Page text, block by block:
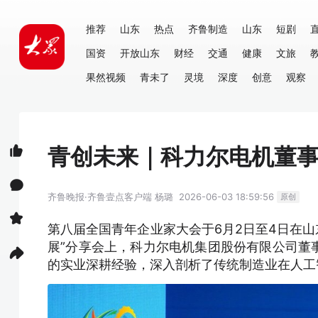
推荐 山东 热点 齐鲁制造 山东 短剧
国资
开放山东 财经 交通 健康 文旅
果然视频
青未了 灵境 深度 创意 观察
青创未来｜科力尔电机董
齐鲁晚报·齐鲁壹点客户端 杨璐 2026-06-03 18:59:56 原创
第八届全国青年企业家大会于6月2日至4日在
展”分享会上，科力尔电机集团股份有限公司
的实业深耕经验，深入剖析了传统制造业在人